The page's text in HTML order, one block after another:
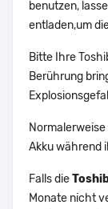
benutzen,
entladen,um
Bitte Ihre
Berührung
Akku während
Falls die
Monate nicht